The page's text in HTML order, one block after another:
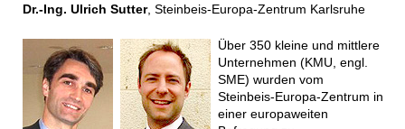
Dr.-Ing. Ulrich Sutter, Steinbeis-Europa-Zentrum Karlsruhe
Über 350 kleine und mittlere
Unternehmen (KMU, engl.
SME) wurden vom
Steinbeis-Europa-Zentrum in
einer europaweiten